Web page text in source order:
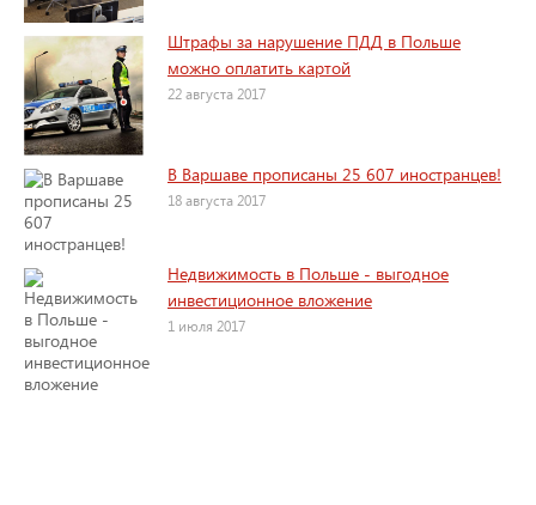
Штрафы за нарушение ПДД в Польше
можно оплатить картой
22 августа 2017
В Варшаве прописаны 25 607 иностранцев!
18 августа 2017
Недвижимость в Польше - выгодное
инвестиционное вложение
1 июля 2017